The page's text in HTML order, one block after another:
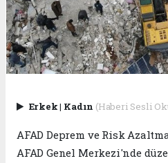
Erkek| Kadın (Haberi Sesli
AFAD Deprem ve Risk
AFAD Genel Merkezi'nde